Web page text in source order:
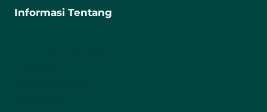
Informasi Tentang